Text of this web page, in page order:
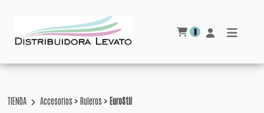
0
TIENDA Accesorios > Ruleros > EuroStil